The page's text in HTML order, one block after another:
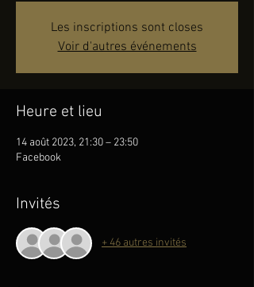
Les inscriptions sont closes
Voir d'autres événements
Heure et lieu
14 août 2023, 21:30 – 23:50
Facebook
Invités
+ 46 autres invités